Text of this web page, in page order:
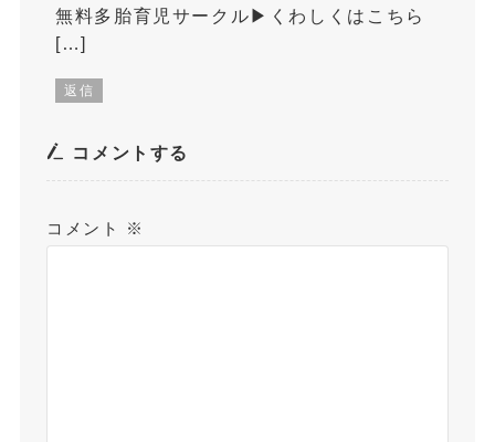
無料多胎育児サークル▶くわしくはこちら
[…]
返信
コメントする
コメント ※